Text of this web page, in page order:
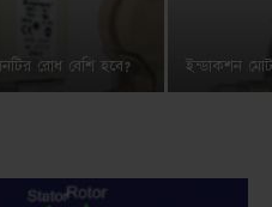
রোধ বেশি হবে? ইন্ডাকশন